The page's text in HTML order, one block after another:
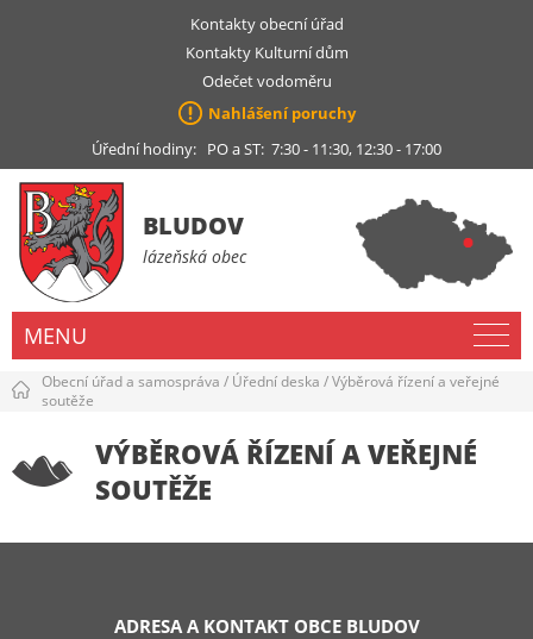
Kontakty obecní úřad
Kontakty Kulturní dům
Odečet vodoměru
Nahlášení poruchy
Úřední hodiny: PO a ST: 7:30 - 11:30, 12:30 - 17:00
BLUDOV
lázeňská obec
MENU
Obecní úřad a samospráva / Úřední deska /Výběrová řízení a veřejné
soutěže
VÝBĚROVÁ ŘÍZENÍ A VEŘEJNÉ
SOUTĚŽE
ADRESA A KONTAKT OBCE BLUDOV